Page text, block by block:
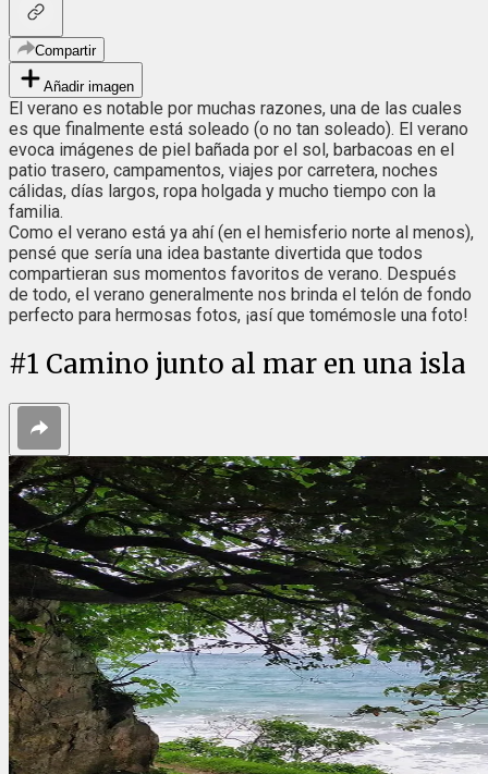
Compartir
Añadir imagen
El verano es notable por muchas razones, una de las cuales
es que finalmente está soleado (o no tan soleado). El verano
evoca imágenes de piel bañada por el sol, barbacoas en el
patio trasero, campamentos, viajes por carretera, noches
cálidas, días largos, ropa holgada y mucho tiempo con la
familia.
Como el verano está ya ahí (en el hemisferio norte al menos),
pensé que sería una idea bastante divertida que todos
compartieran sus momentos favoritos de verano. Después
de todo, el verano generalmente nos brinda el telón de fondo
perfecto para hermosas fotos, ¡así que tomémosle una foto!
#1 Camino junto al mar en una isla